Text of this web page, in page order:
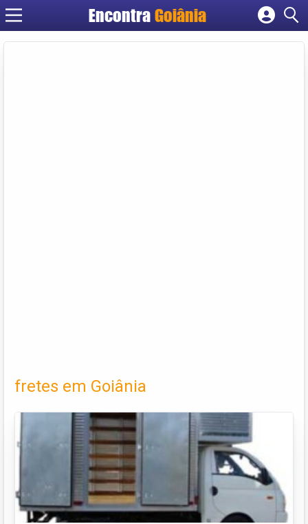
Encontra Goiânia
Cadastrar empresa
fretes em Goiânia